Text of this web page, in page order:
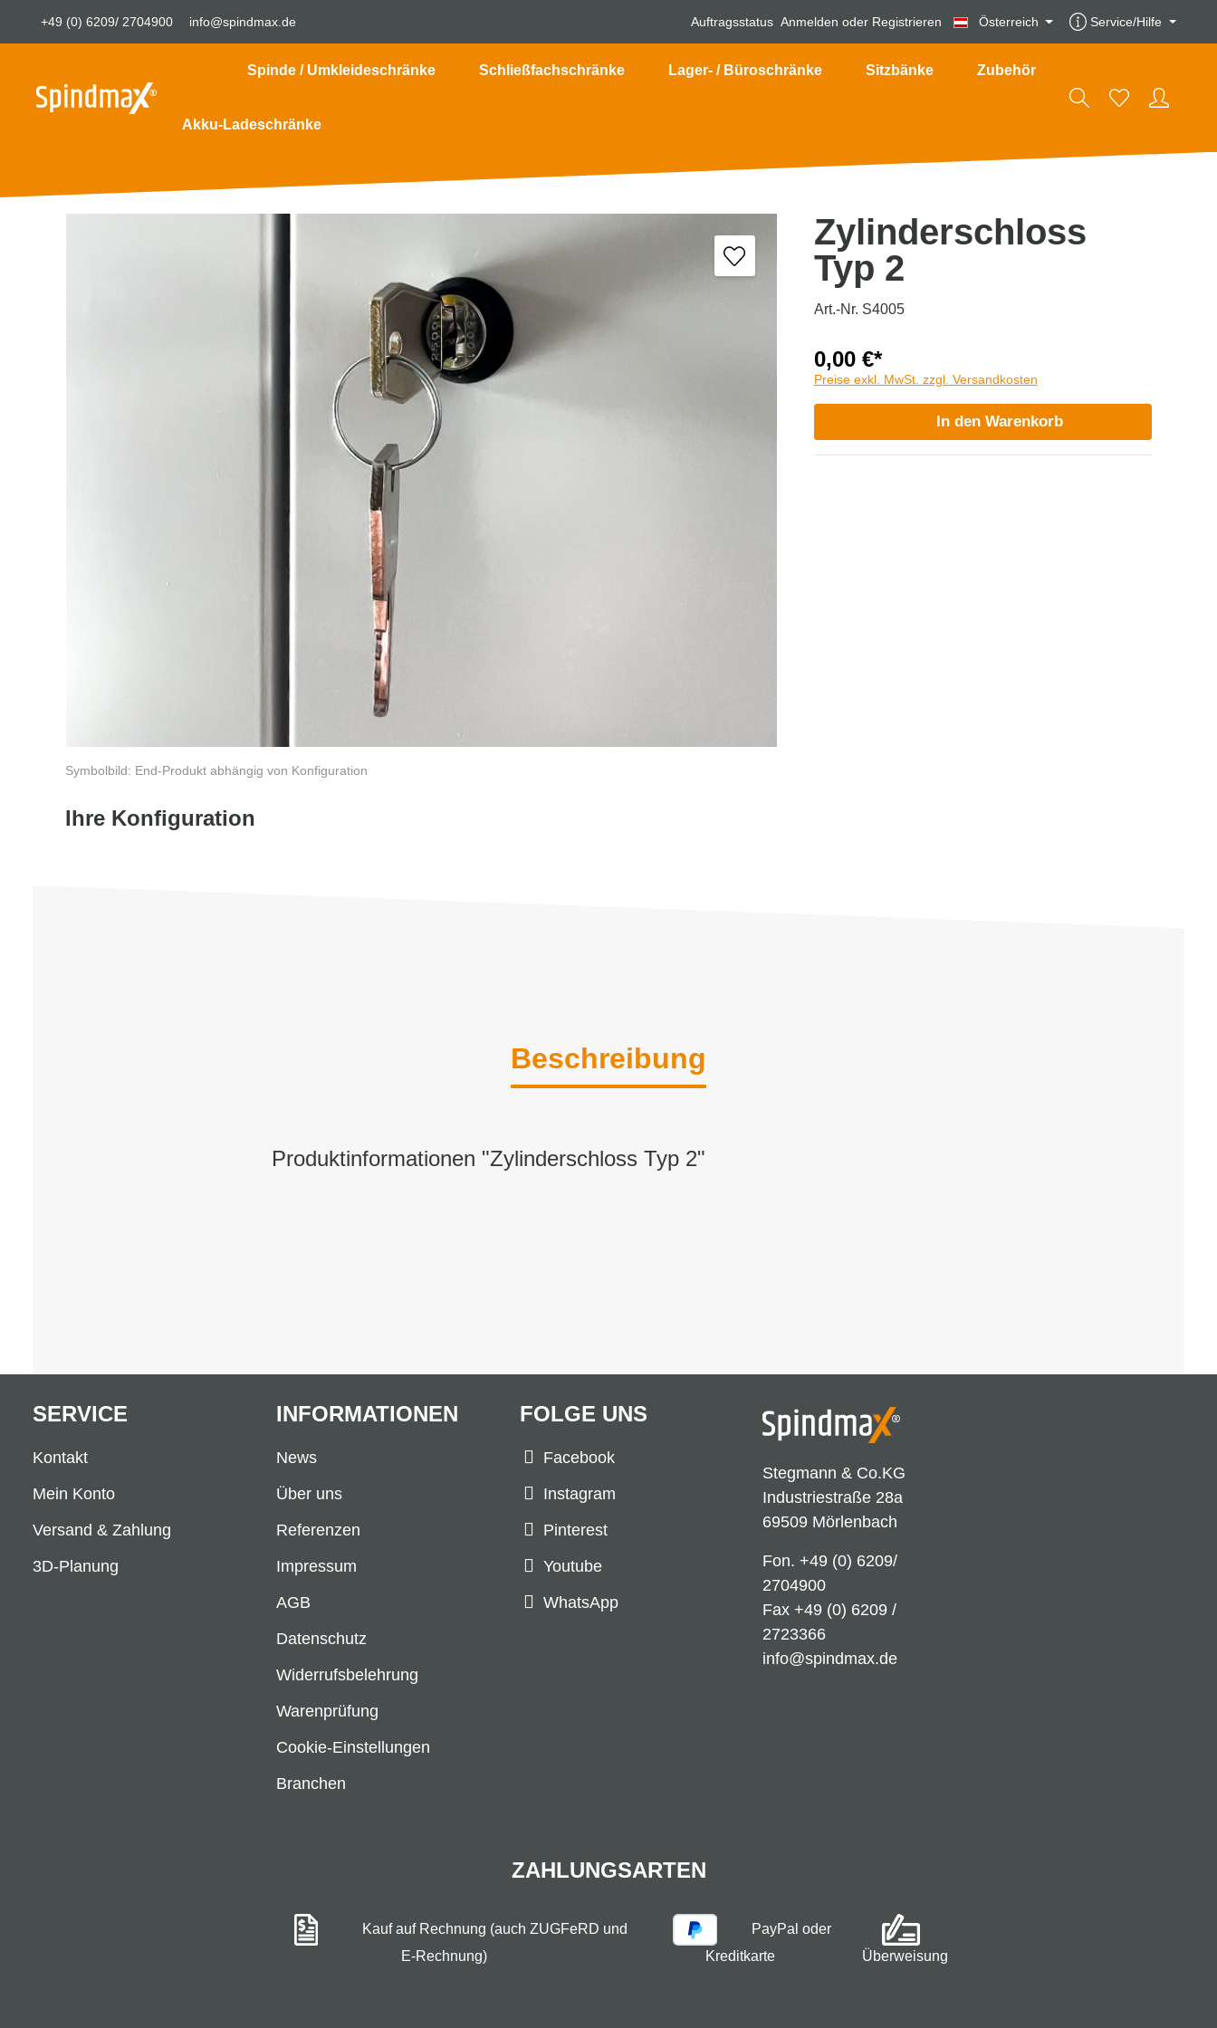
+49 (0) 6209/ 2704900 info@spindmax.de Auftragsstatus Anmelden oder Registrieren Österreich Service/Hilfe
Spinde / Umkleideschränke Schließfachschränke Lager- / Büroschränke Sitzbänke Zubehör
Akku-Ladeschränke
Symbolbild: End-Produkt abhängig von Konfiguration
Ihre Konfiguration
Zylinderschloss
Typ 2
Art.-Nr. S4005
0,00 €*
Preise exkl. MwSt. zzgl. Versandkosten
In den Warenkorb
Beschreibung
Produktinformationen "Zylinderschloss Typ 2"
Stegmann & Co.KG
Industriestraße 28a
69509 Mörlenbach
Fon. +49 (0) 6209/
2704900
Fax +49 (0) 6209 /
2723366
info@spindmax.de
FOLGE UNS
Facebook
Instagram
Pinterest
Youtube
WhatsApp
SERVICE
Kontakt
Mein Konto
Versand & Zahlung
3D-Planung
INFORMATIONEN
News
Über uns
Referenzen
Impressum
AGB
Datenschutz
Widerrufsbelehrung
Warenprüfung
Cookie-Einstellungen
Branchen
ZAHLUNGSARTEN
Kauf auf Rechnung (auch ZUGFeRD und
E-Rechnung)
PayPal oder
Kreditkarte
Überweisung